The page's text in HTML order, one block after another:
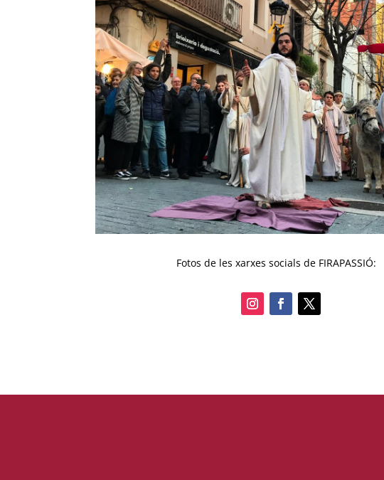
Fotos de les xarxes socials de FIRAPASSIÓ: